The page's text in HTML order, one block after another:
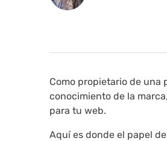
Como propietario de una
conocimiento de la
para tu web.
Aquí es donde el papel